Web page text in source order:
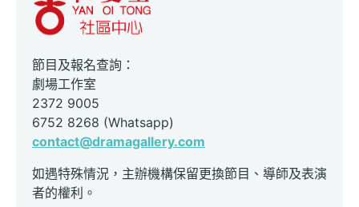
節目及報名查詢：
劇場工作室
2372 9005
6752 8268 (Whatsapp)
contact@dramagallery.com
如遇特殊情況，主辦機構保留更換節目、導師及表演
者的權利。